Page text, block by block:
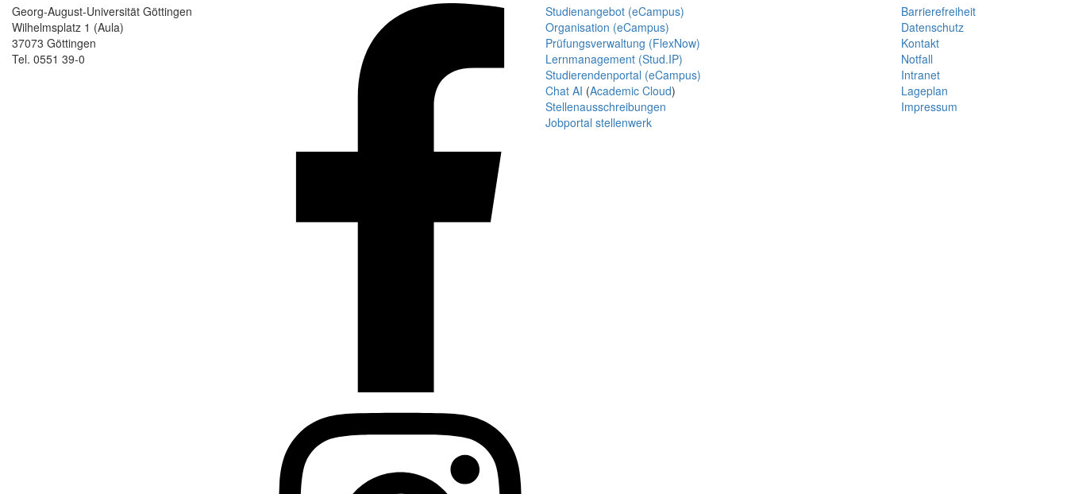
Georg-August-Universität Göttingen
Wilhelmsplatz 1 (Aula)
37073 Göttingen
Tel. 0551 39-0
Studienangebot (eCampus)
Organisation (eCampus)
Prüfungsverwaltung (FlexNow)
Lernmanagement (Stud.IP)
Studierendenportal (eCampus)
Chat AI (Academic Cloud)
Stellenausschreibungen
Jobportal stellenwerk
Barrierefreiheit
Datenschutz
Kontakt
Notfall
Intranet
Lageplan
Impressum